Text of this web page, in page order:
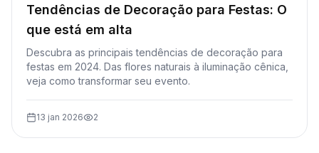
Tendências de Decoração para Festas: O
que está em alta
Descubra as principais tendências de decoração para
festas em 2024. Das flores naturais à iluminação cênica,
veja como transformar seu evento.
13 jan 2026 2